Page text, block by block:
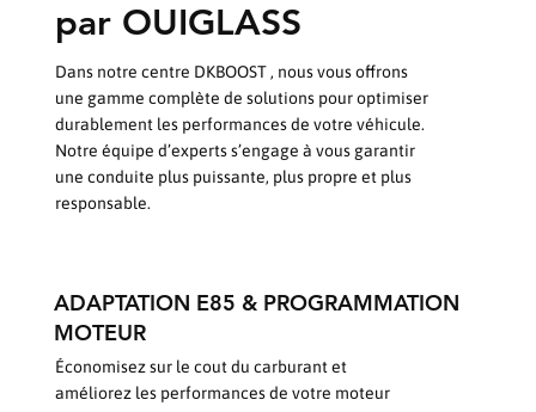
par OUIGLASS
Dans notre centre DKBOOST , nous vous offrons
une gamme complète de solutions pour optimiser
durablement les performances de votre véhicule.
Notre équipe d’experts s’engage à vous garantir
une conduite plus puissante, plus propre et plus
responsable.
ADAPTATION E85 & PROGRAMMATION
MOTEUR
Économisez sur le cout du carburant et
améliorez les performances de votre moteur